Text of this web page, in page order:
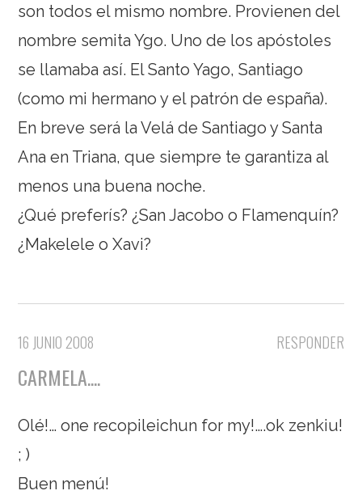
son todos el mismo nombre. Provienen del
nombre semita Ygo. Uno de los apóstoles
se llamaba así. El Santo Yago, Santiago
(como mi hermano y el patrón de españa).
En breve será la Velá de Santiago y Santa
Ana en Triana, que siempre te garantiza al
menos una buena noche.
¿Qué preferís? ¿San Jacobo o Flamenquín?
¿Makelele o Xavi?
RESPONDER
16 JUNIO 2008
CARMELA....
Olé!… one recopileichun for my!….ok zenkiu!
; )
Buen menú!